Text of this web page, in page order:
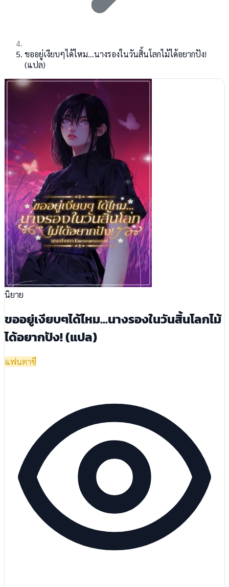
ขออยู่เงียบๆได้ไหม...นางรองในวันสิ้นโลกไม้ได้อยากปัง!
(แปล)
นิยาย
ขออยู่เงียบๆได้ไหม...นางรองในวันสิ้นโลกไม้
ได้อยากปัง! (แปล)
แฟนตาซี